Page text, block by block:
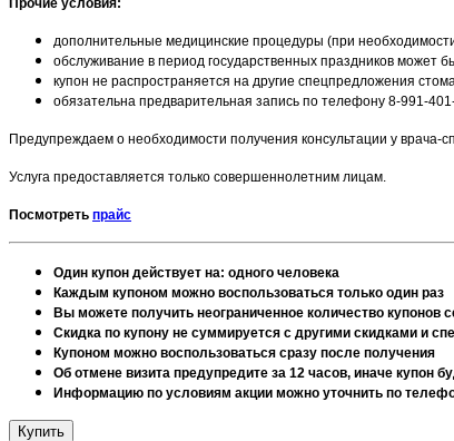
Прочие условия:
дополнительные медицинские процедуры (при
обслуживание в период государственных праздников может
купон не распространяется на другие спецпредложения
обязательна предварительная запись по телефону 8-991-
Предупреждаем о необходимости получения консультации у врача-
Услуга предоставляется только совершеннолетним лицам.
Посмотреть прайс
Один купон действует на: одного человека
Каждым купоном можно воспользоваться только один раз
Вы можете получить неограниченное количество купонов
Скидка по купону не суммируется с другими скидками и
Купоном можно воспользоваться сразу после получения
Об отмене визита предупредите за 12 часов, иначе купон
Информацию по условиям акции можно уточнить по